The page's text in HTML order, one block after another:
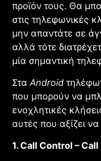
προϊόν τους. Θα
στις τηλεφωνικές
μην απαντάτε σε
αλλά τότε
μία σημαντική
ΣταAndroid
που μπορούν να
ενοχλητικές
αυτές που αξίζει
1. Call Control –